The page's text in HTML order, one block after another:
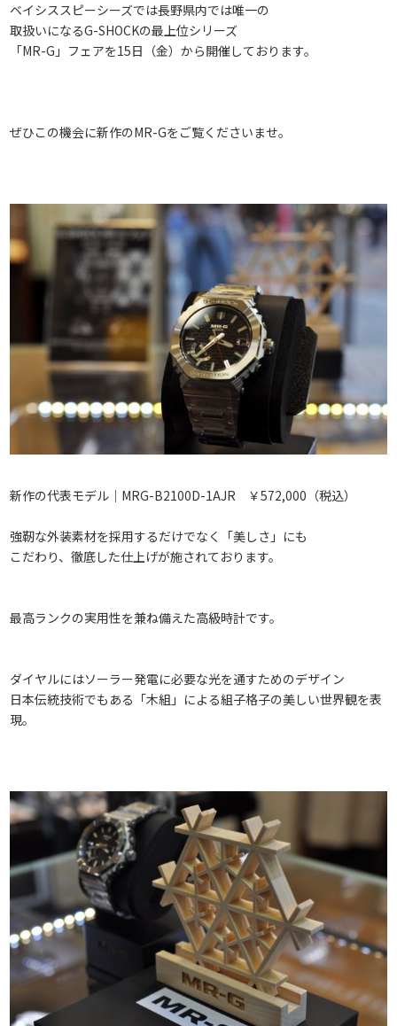
ベイシススピーシーズでは長野県内では唯一の
取扱いになるG-SHOCKの最上位シリーズ
「MR-G」フェアを15日（金）から開催しております。
ぜひこの機会に新作のMR-Gをご覧くださいませ。
新作の代表モデル｜MRG-B2100D-1AJR ￥572,000（税込）
強靭な外装素材を採用するだけでなく「美しさ」にも
こだわり、徹底した仕上げが施されております。
最高ランクの実用性を兼ね備えた高級時計です。
ダイヤルにはソーラー発電に必要な光を通すためのデザイン
日本伝統技術でもある「木組」による組子格子の美しい世界観を表
現。